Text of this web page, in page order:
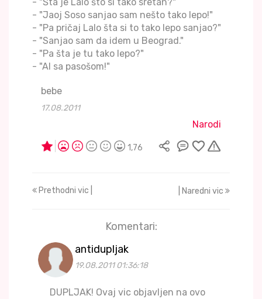
- "Jaoj Soso sanjao sam nešto tako lepo!"
- "Pa pričaj Lalo šta si to tako lepo sanjao?"
- "Sanjao sam da idem u Beograd."
- "Pa šta je tu tako lepo?"
- "Al sa pasošom!"
bebe
17.08.2011
Narodi
1,76
Prethodni vic | | Naredni vic
Komentari:
antidupljak
19.08.2011 01:36:18
DUPLJAK! Ovaj vic objavljen na ovo